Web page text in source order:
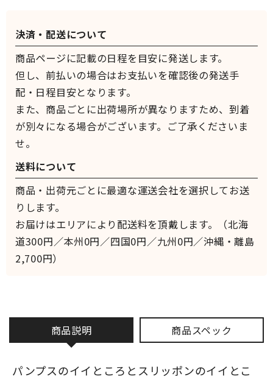
商品説明 商品スペック
パンプスのイイところとスリッポンのイイとこ
決済・配送について
商品ページに記載の日程を目安に発送します。
但し、前払いの場合はお支払いを確認後の発送手
配・日程目安となります。
また、商品ごとに出荷場所が異なりますため、到着
が別々になる場合がございます。ご了承くださいま
せ。
送料について
商品・出荷元ごとに最適な運送会社を選択してお送
りします。
お届けはエリアにより配送料を頂戴します。（北海
道300円／本州0円／四国0円／九州0円／沖縄・離島
2,700円）